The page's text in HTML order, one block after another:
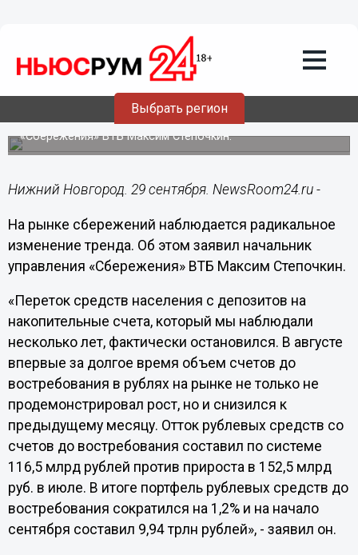
Выбрать регион
29.09.202118:21
ВТБ: переток средств населения на
депозиты ускорится до конца года
Ситуацию комментирует начальник управления
«Сбережения» ВТБ Максим Степочкин.
Нижний Новгород. 29 сентября. NewsRoom24.ru -
На рынке сбережений наблюдается радикальное
изменение тренда. Об этом заявил начальник
управления «Сбережения» ВТБ Максим Степочкин.
«Переток средств населения с депозитов на
накопительные счета, который мы наблюдали
несколько лет, фактически остановился. В августе
впервые за долгое время объем счетов до
востребования в рублях на рынке не только не
продемонстрировал рост, но и снизился к
предыдущему месяцу. Отток рублевых средств со
счетов до востребования составил по системе
116,5 млрд рублей против прироста в 152,5 млрд
руб. в июле. В итоге портфель рублевых средств до
востребования сократился на 1,2% и на начало
сентября составил 9,94 трлн рублей», - заявил он.